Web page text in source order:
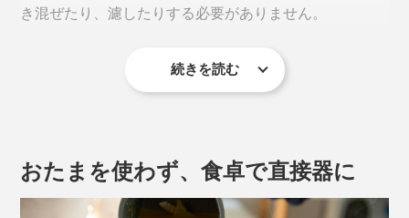
き混ぜたり、濾したりする必要がありません。
続きを読む
おたまを使わず、食卓で直接器に